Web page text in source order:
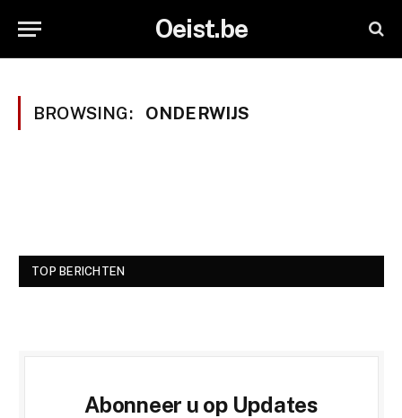
Oeist.be
BROWSING: ONDERWIJS
TOP BERICHTEN
Abonneer u op Updates